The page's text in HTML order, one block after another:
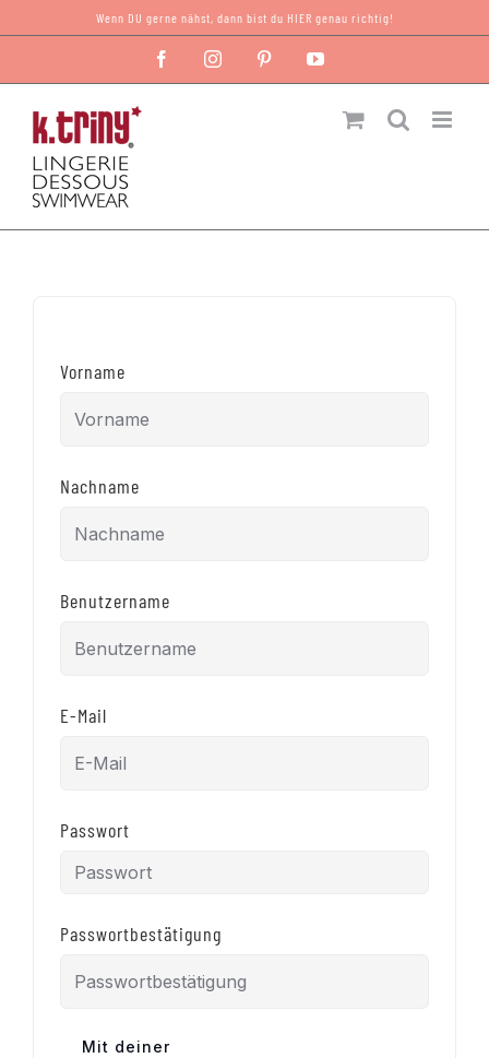
Inhalt
Wenn DU gerne nähst, dann bist du HIER genau richtig!
FacebookInstagramPinterest
Vorname
Nachname
Benutzername
E-Mail
Passwort
Passwortbestätigung
Mit deiner